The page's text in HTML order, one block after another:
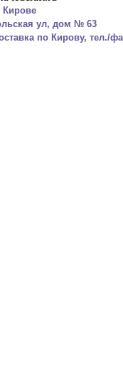
Кирове
ул, дом № 63
по Кирову, тел./